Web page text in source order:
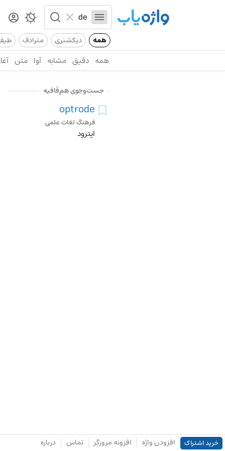
همه دیکشنری مترادف
همه دقیق مشابه آوا متن
جست‌وجوی هم‌قافیه
optrode
فرهنگ لغات علمی
اپترود
خرید اشتراک افزودن واژه افزونه مرورگر تماس درباره